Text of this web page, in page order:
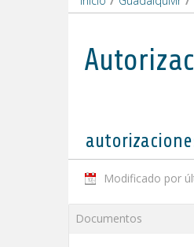
Modificado por
Documentos